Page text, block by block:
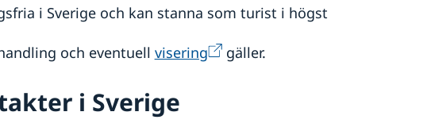
i Sverige och kan stanna som turist i högst
och eventuell visering gäller.
i Sverige